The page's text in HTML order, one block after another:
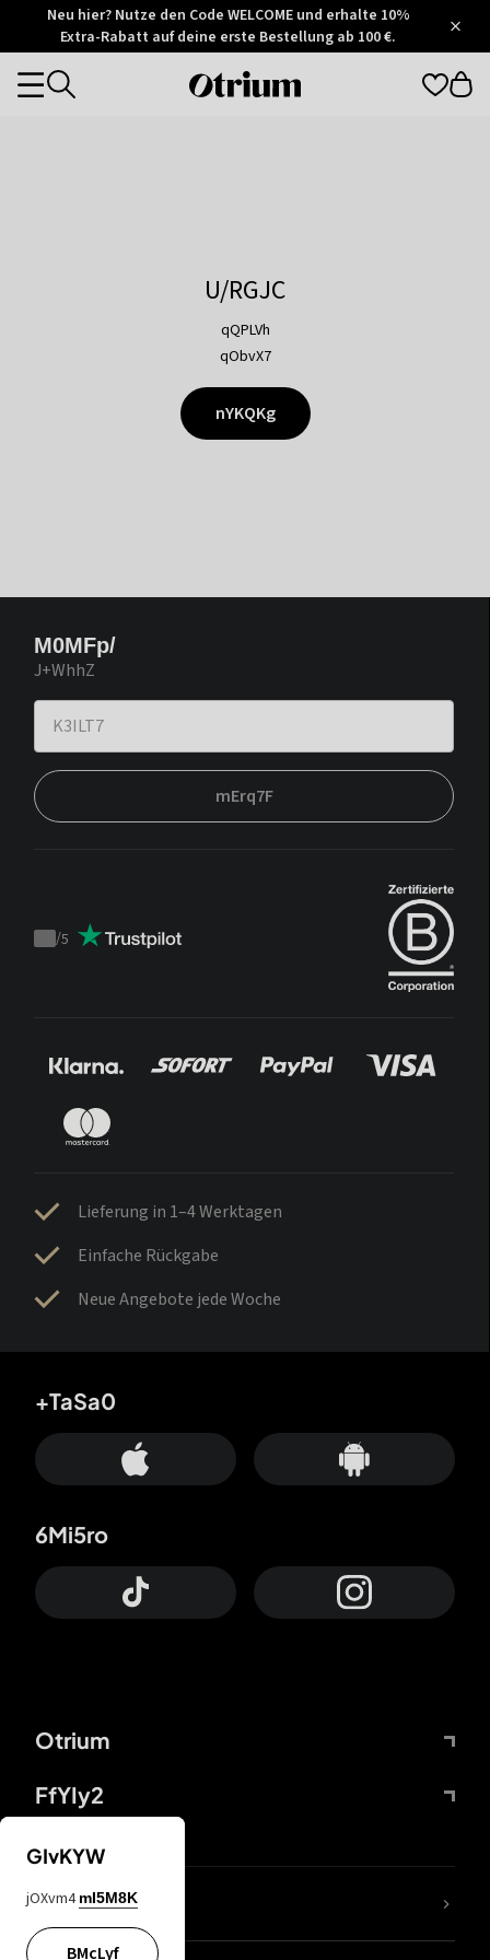
Otrium
Trustpilot
Neu hier? Nutze den Code WELCOME und erhalte 10%
Extra-Rabatt auf deine erste Bestellung ab 100 €.
Otrium
Categories
U/RGJC
qQPLVh
qObvX7
nYKQKg
M0MFp/
J+WhhZ
mErq7F
Trustpilot
/5
Lieferung in 1–4 Werktagen
Einfache Rückgabe
Neue Angebote jede Woche
Otrium
FfYIy2
+TaSa0
6Mi5ro
DDcvSo
GIvKYW
jOXvm4 mI5M8K
BMcLyf